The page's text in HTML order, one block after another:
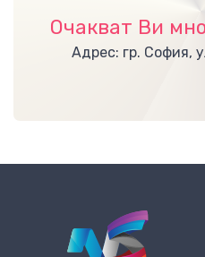
Очакват Ви
Адрес: гр. София,